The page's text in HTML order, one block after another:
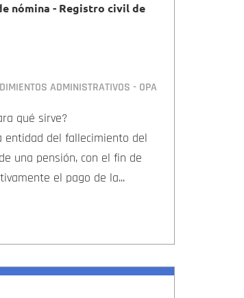
nómina - Registro civil de
ADMINISTRATIVOS - OPA
qué sirve?
entidad del fallecimiento del
una pensión, con el fin de
el pago de la...